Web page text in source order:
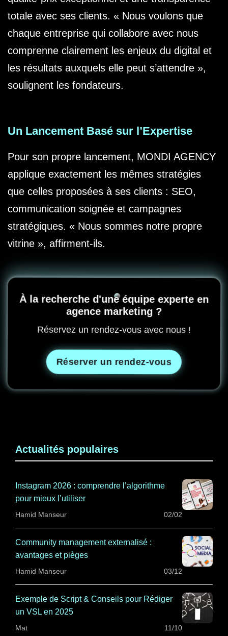
totale avec ses clients. « Nous voulons que
chaque entreprise qui collabore avec nous
comprenne clairement les enjeux du digital et
les résultats auxquels elle peut s’attendre »,
soulignent les fondateurs.
Un Lancement Basé sur l’Expertise
Pour son propre lancement, MONDI AGENCY
applique exactement les mêmes stratégies
que celles proposées à ses clients : SEO,
communication soignée et campagnes
stratégiques. « Nous sommes notre propre
vitrine », affirment-ils.
À la recherche d'une équipe experte en
agence marketing ?
Réservez un rendez-vous avec nous !
Réserver un rendez-vous
Actualités populaires
Instagram 2026 : comprendre l’algorithme
pour mieux l’utiliser
Hamid Manseur 02/02
Community management externalisé :
avantages et pièges
Hamid Manseur 03/12
Exemple de Script & Conseils pour Rédiger
un VSL en 2025
Mat 11/10